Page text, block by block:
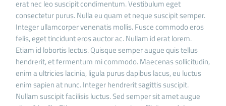
erat nec leo suscipit condimentum. Vestibulum eget
consectetur purus. Nulla eu quam et neque suscipit semper.
Integer ullamcorper venenatis mollis. Fusce commodo eros
felis, eget tincidunt eros auctor ac. Nullam id erat lorem.
Etiam id lobortis lectus. Quisque semper augue quis tellus
hendrerit, et fermentum mi commodo. Maecenas sollicitudin,
enim a ultricies lacinia, ligula purus dapibus lacus, eu luctus
enim sapien at nunc. Integer hendrerit sagittis suscipit.
Nullam suscipit facilisis luctus. Sed semper sit amet augue